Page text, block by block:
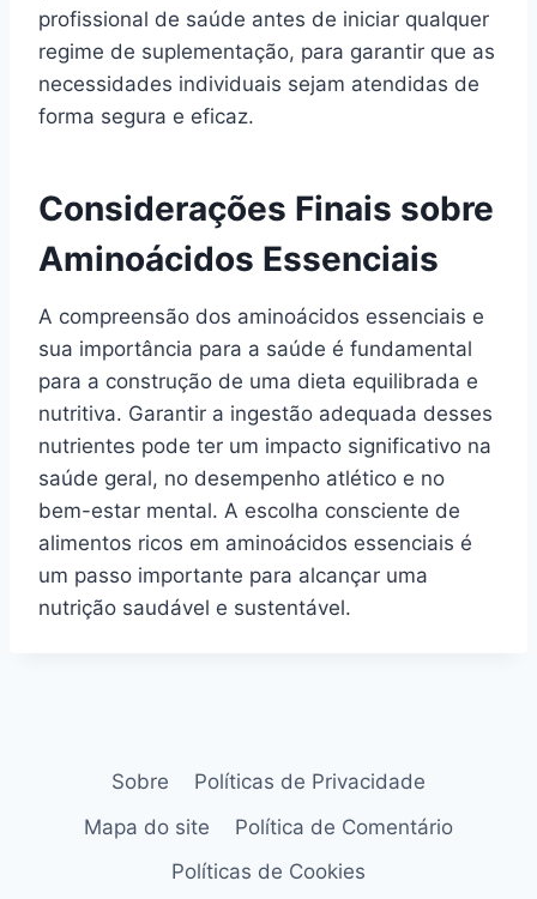
profissional de saúde antes de iniciar qualquer
regime de suplementação, para garantir que as
necessidades individuais sejam atendidas de
forma segura e eficaz.
Considerações Finais sobre
Aminoácidos Essenciais
A compreensão dos aminoácidos essenciais e
sua importância para a saúde é fundamental
para a construção de uma dieta equilibrada e
nutritiva. Garantir a ingestão adequada desses
nutrientes pode ter um impacto significativo na
saúde geral, no desempenho atlético e no
bem-estar mental. A escolha consciente de
alimentos ricos em aminoácidos essenciais é
um passo importante para alcançar uma
nutrição saudável e sustentável.
Sobre
Políticas de Privacidade
Mapa do site
Política de Comentário
Políticas de Cookies